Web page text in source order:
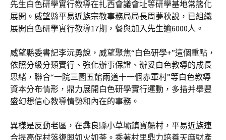
先生白色研學實行教導在扎西會議會址等研學基地常態化
展開。威望縣平易近族宗教事務局局長周夢秋說，已組織
展開白色研學實行教導17期，餐與加入先生逾6000人。
威望縣委書記李沅勇說，威望聚焦“白色研學+”這個重點，
依照分級分類實行、強化辦事保證、辦妥白色教導的成長
思緒，聯合“一院三園五館兩道十一個赤軍村”等白色教導
資本分布情形，鼎力展開白色研學實行運動，多措并舉豐
盛幻想信心教導情勢和內在的事務。
異樣是反動老區，在彝良縣小草壩鎮寶躲村，平易近族連
合提高促村落復興如火如荼。乘著村里鼎力培養天麻財產